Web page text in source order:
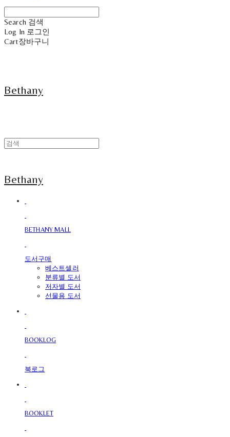
Search 검색
Log In 로그인
Cart장바구니
Bethany
Bethany
BETHANY MALL
도서구매
베스트셀러
분류별 도서
저자별 도서
선물용 도서
BOOKLOG
북로그
BOOKLET